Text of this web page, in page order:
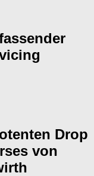
Drop
von